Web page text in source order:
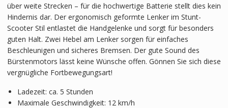
über weite Strecken – für die hochwertige Batterie stellt dies kein
Hindernis dar. Der ergonomisch geformte Lenker im Stunt-
Scooter Stil entlastet die Handgelenke und sorgt für besonders
guten Halt. Zwei Hebel am Lenker sorgen für einfaches
Beschleunigen und sicheres Bremsen. Der gute Sound des
Bürstenmotors lässt keine Wünsche offen. Gönnen Sie sich diese
vergnügliche Fortbewegungsart!
Ladezeit: ca. 5 Stunden
Maximale Geschwindigkeit: 12 km/h